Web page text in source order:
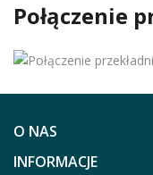
Połączenie
O NAS
INFORMACJE